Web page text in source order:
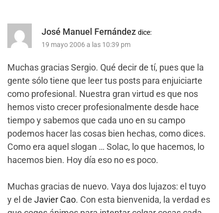
José Manuel Fernández dice:
19 mayo 2006 a las 10:39 pm
Muchas gracias Sergio. Qué decir de tí, pues que la
gente sólo tiene que leer tus posts para enjuiciarte
como profesional. Nuestra gran virtud es que nos
hemos visto crecer profesionalmente desde hace
tiempo y sabemos que cada uno en su campo
podemos hacer las cosas bien hechas, como dices.
Como era aquel slogan … Solac, lo que hacemos, lo
hacemos bien. Hoy día eso no es poco.
Muchas gracias de nuevo. Vaya dos lujazos: el tuyo
y el de Javier Cao. Con esta bienvenida, la verdad es